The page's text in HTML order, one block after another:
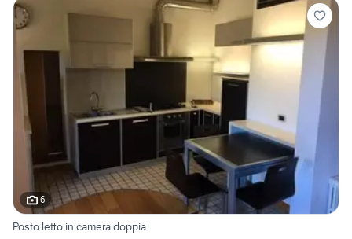
6
Posto letto in camera doppia